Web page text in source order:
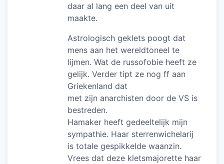
daar al lang een deel van uit
maakte.
Astrologisch geklets poogt dat
mens aan het wereldtoneel te
lijmen. Wat de russofobie heeft ze
gelijk. Verder tipt ze nog ff aan
Griekenland dat
met zijn anarchisten door de VS is
bestreden.
Hamaker heeft gedeeltelijk mijn
sympathie. Haar sterrenwichelarij
is totale gespikkelde waanzin.
Vrees dat deze kletsmajorette haar